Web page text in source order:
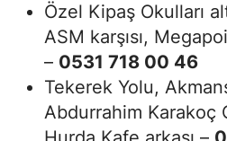
Özel Kipaş Okulları
ASM karşısı,
– 0531 718 00 46
Tekerek Yolu,
Abdurrahim Karakoç